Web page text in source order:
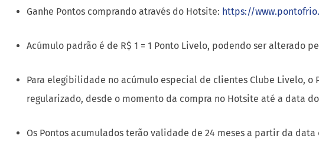
Ganhe Pontos comprando através do Hotsite: https://
Acúmulo padrão é de R$ 1 = 1 Ponto Livelo, podendo ser alterado
Para elegibilidade no acúmulo especial de clientes Clube Livelo,
regularizado, desde o momento da compra no Hotsite até a data
Os Pontos acumulados terão validade de 24 meses a partir da